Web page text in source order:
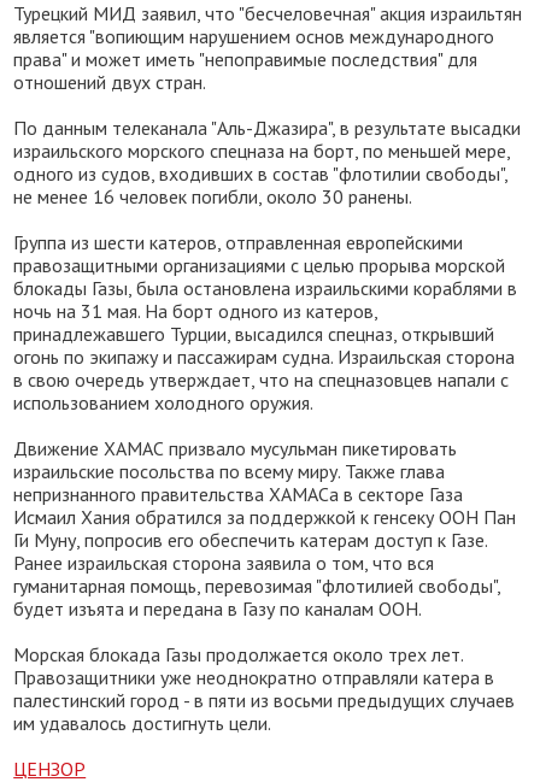
Турецкий МИД заявил, что "бесчеловечная" акция израильтян
является "вопиющим нарушением основ международного
права" и может иметь "непоправимые последствия" для
отношений двух стран.
По данным телеканала "Аль-Джазира", в результате высадки
израильского морского спецназа на борт, по меньшей мере,
одного из судов, входивших в состав "флотилии свободы",
не менее 16 человек погибли, около 30 ранены.
Группа из шести катеров, отправленная европейскими
правозащитными организациями с целью прорыва морской
блокады Газы, была остановлена израильскими кораблями в
ночь на 31 мая. На борт одного из катеров,
принадлежавшего Турции, высадился спецназ, открывший
огонь по экипажу и пассажирам судна. Израильская сторона
в свою очередь утверждает, что на спецназовцев напали с
использованием холодного оружия.
Движение ХАМАС призвало мусульман пикетировать
израильские посольства по всему миру. Также глава
непризнанного правительства ХАМАСа в секторе Газа
Исмаил Хания обратился за поддержкой к генсеку ООН Пан
Ги Муну, попросив его обеспечить катерам доступ к Газе.
Ранее израильская сторона заявила о том, что вся
гуманитарная помощь, перевозимая "флотилией свободы",
будет изъята и передана в Газу по каналам ООН.
Морская блокада Газы продолжается около трех лет.
Правозащитники уже неоднократно отправляли катера в
палестинский город - в пяти из восьми предыдущих случаев
им удавалось достигнуть цели.
ЦЕНЗОР